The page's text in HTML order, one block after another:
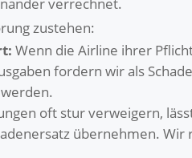
verrechnet.
zustehen:
Wenn die Airline ihrer
fordern wir als
oft stur verweigern,
übernehmen.